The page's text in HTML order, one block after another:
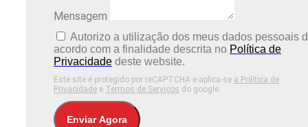
Mensagem
Autorizo ​​a utilização dos meus dados pessoais
acordo com a finalidade descrita no Política de
Privacidade deste website.
Este site é protegido por reCAPTCHA e aplica-se a Política de
Privacidade e Termos de Serviços do google.
Enviar Agora